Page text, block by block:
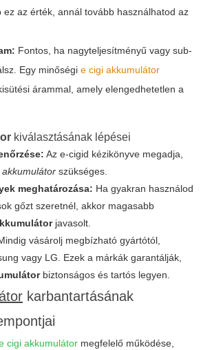
ez az érték, annál tovább használhatod az
Fontos, ha nagyteljesítményű vagy sub-
Egy minőségi e cigi akkumulátor
árammal, amely elengedhetetlen a
kiválasztásának lépései
Az e-cigid kézikönyve megadja,
akkumulátor szükséges.
meghatározása: Ha gyakran használod
gőzt szeretnél, akkor magasabb
javasolt.
vásárolj megbízható gyártótól,
vagy LG. Ezek a márkák garantálják,
biztonságos és tartós legyen.
karbantartásának
cigi akkumulátor megfelelő működése,